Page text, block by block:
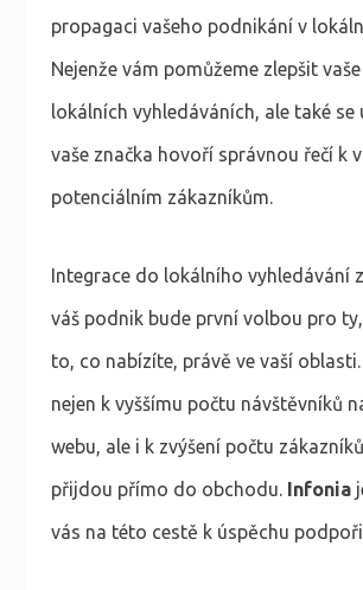
propagaci vašeho podnikání v
Nejenže vám pomůžeme zlepšit
lokálních vyhledáváních, ale také se
vaše značka hovoří správnou řečí k
potenciálním zákazníkům.
Integrace do lokálního vyhledávání
váš podnik bude první volbou pro
to, co nabízíte, právě ve vaší
nejen k vyššímu počtu návštěvníků
webu, ale i k zvýšení počtu
přijdou přímo do obchodu. Infonia
vás na této cestě k úspěchu